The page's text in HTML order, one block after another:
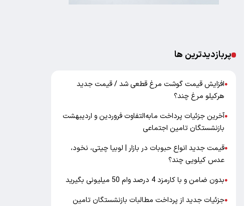
پربازدیدترین ها
●افزایش قیمت گوشت مرغ قطعی شد / قیمت جدید
هرکیلو مرغ چند؟
●آخرین جزئیات پرداخت مابه‌التفاوت فروردین و اردیبهشت
بازنشستگان تامین اجتماعی
●قیمت جدید انواع حبوبات در بازار | لوبیا چیتی، نخود،
عدس کیلویی چند؟
●بدون ضامن و با کارمزد 4 درصد وام 50 میلیونی بگیرید
●جزئیات جدید از پرداخت مطالبات بازنشستگان تامین